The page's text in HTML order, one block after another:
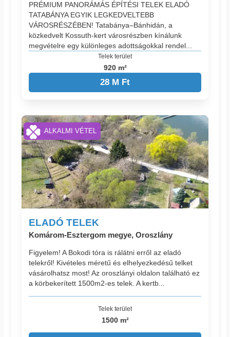
PRÉMIUM PANORÁMÁS ÉPÍTÉSI TELEK ELADÓ
TATABÁNYA EGYIK LEGKEDVELTEBB
VÁROSRÉSZÉBEN! Tatabánya–Bánhidán, a
közkedvelt Kossuth-kert városrészben kínálunk
megvételre egy különleges adottságokkal rendel...
Telek terület
920 m²
28 M Ft
ELADÓ TELEK
Komárom-Esztergom megye, Oroszlány
Figyelem! A Bokodi tóra is rálátni erről az eladó
telekről! Kivételes méretű és elhelyezkedésű telket
vásárolhatsz most! Az oroszlányi oldalon található ez
a körbekerített 1500m2-es telek. A kertb...
Telek terület
1500 m²
ALKALMI VÉTEL